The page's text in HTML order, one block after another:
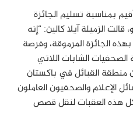
بمناسبة تسليم الجائزة
الاثنين 26 يونيو، قالت الزميلة آيلا كالين: “إنه
الجائزة المرموقة، وفرصة
الشابات اللاتي
منطقة القبائل في باكستان
الإعلام والصحفيون العاملون
هذه العقبات لنقل قصص